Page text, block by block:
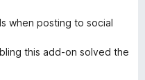
when posting to social
this add-on solved the